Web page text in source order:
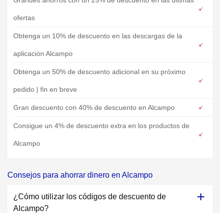
ofertas
Obtenga un 10% de descuento en las descargas de la
aplicación Alcampo
Obtenga un 50% de descuento adicional en su próximo
pedido | fin en breve
Gran descuento con 40% de descuento en Alcampo
Consigue un 4% de descuento extra en los productos de
Alcampo
Consejos para ahorrar dinero en Alcampo
¿Cómo utilizar los códigos de descuento de
Alcampo?